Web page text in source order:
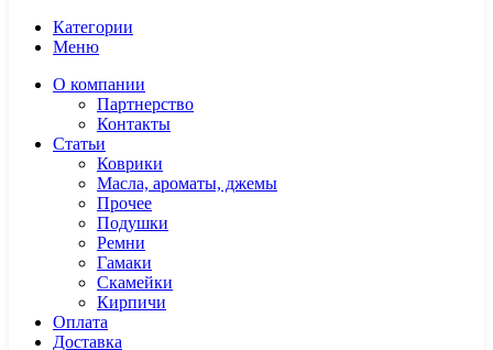
Категории
Меню
О компании
Партнерство
Контакты
Статьи
Коврики
Масла, ароматы, джемы
Прочее
Подушки
Ремни
Гамаки
Скамейки
Кирпичи
Оплата
Доставка